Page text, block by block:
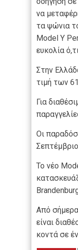
να
τα ψώνια
Model Y
ευκολία
Στην
τιμή των
Για
Οι
Το νέο
Από
είναι
κοντά σε